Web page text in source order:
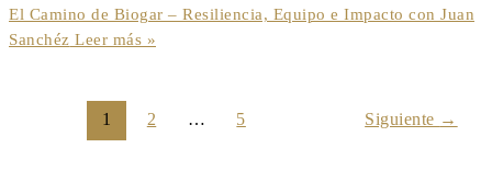
El Camino de Biogar – Resiliencia, Equipo e Impacto con Juan
Sanchéz Leer más »
1 2 … 5 Siguiente →